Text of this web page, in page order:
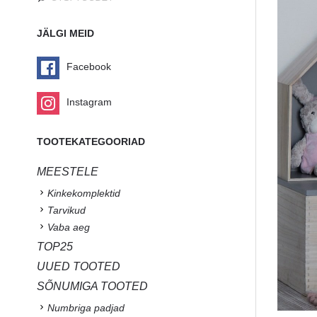
JÄLGI MEID
Facebook
Instagram
TOOTEKATEGOORIAD
MEESTELE
Kinkekomplektid
Tarvikud
Vaba aeg
TOP25
UUED TOOTED
SÕNUMIGA TOOTED
Numbriga padjad